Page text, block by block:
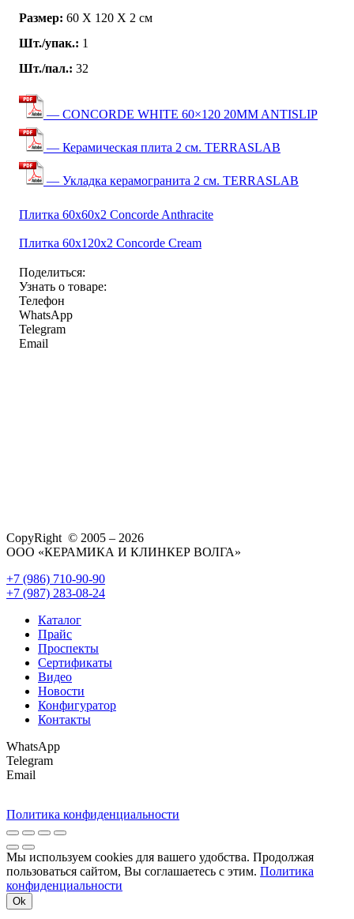
Размер: 60 Х 120 Х 2 см
Шт./упак.: 1
Шт./пал.: 32
— CONCORDE WHITE 60×120 20MM ANTISLIP
— Керамическая плита 2 см. TERRASLAB
— Укладка керамогранита 2 см. TERRASLAB
Плитка 60x60x2 Concorde Anthracite
Плитка 60x120x2 Concorde Cream
Поделиться:
Узнать о товаре:
Телефон
WhatsApp
Telegram
Email
CopyRight © 2005 – 2026
ООО «КЕРАМИКА И КЛИНКЕР ВОЛГА»
+7 (986) 710-90-90
+7 (987) 283-08-24
Каталог
Прайс
Проспекты
Сертификаты
Видео
Новости
Конфигуратор
Контакты
WhatsApp
Telegram
Email
Политика конфиденциальности
Мы используем cookies для вашего удобства. Продолжая
пользоваться сайтом, Вы соглашаетесь с этим. Политика
конфиденциальности
Ok